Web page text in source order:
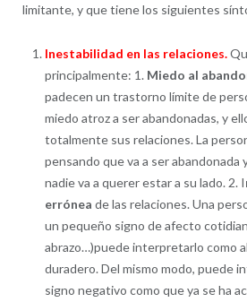
limitante, y que tiene los siguientes
Inestabilidad en las relaciones.
principalmente: 1. Miedo al
padecen un trastorno límite de
miedo atroz a ser abandonadas, y
totalmente sus relaciones. La
pensando que va a ser abandonada
nadie va a querer estar a su lado. 2. I
errónea de las relaciones. Una
un pequeño signo de afecto
abrazo…)puede interpretarlo como
duradero. Del mismo modo, puede
signo negativo como que ya se ha